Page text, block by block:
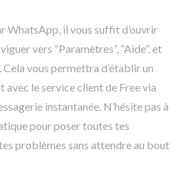
WhatsApp, il vous suffit d’ouvrir
vers “Paramètres”, “Aide”, et
vous permettra d’établir un
le service client de Free via
instantanée. N’hésite pas à
pour poser toutes tes
problèmes sans attendre au bout